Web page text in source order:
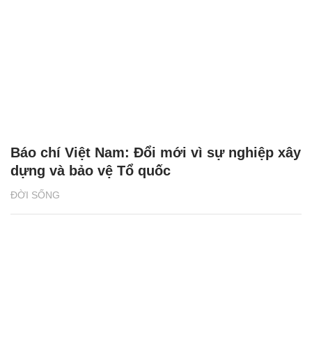
ĐỜI SỐNG
Báo chí Việt Nam: Đổi mới vì sự nghiệp xây
dựng và bảo vệ Tổ quốc